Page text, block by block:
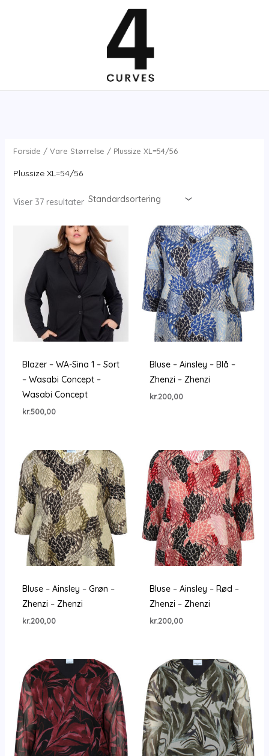
Forside / Vare Størrelse / Plussize XL=54/56
Plussize XL=54/56
Viser 37 resultater
Blazer – WA-Sina 1 – Sort
– Wasabi Concept –
Wasabi Concept
kr.500,00
Bluse – Ainsley – Blå –
Zhenzi – Zhenzi
kr.200,00
Bluse – Ainsley – Grøn –
Zhenzi – Zhenzi
kr.200,00
Bluse – Ainsley – Rød –
Zhenzi – Zhenzi
kr.200,00